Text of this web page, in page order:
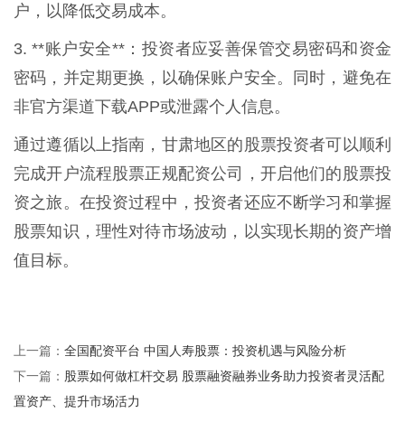
户，以降低交易成本。
3. **账户安全**：投资者应妥善保管交易密码和资金
密码，并定期更换，以确保账户安全。同时，避免在
非官方渠道下载APP或泄露个人信息。
通过遵循以上指南，甘肃地区的股票投资者可以顺利
完成开户流程股票正规配资公司，开启他们的股票投
资之旅。在投资过程中，投资者还应不断学习和掌握
股票知识，理性对待市场波动，以实现长期的资产增
值目标。
上一篇： 全国配资平台 中国人寿股票：投资机遇与风险分析
下一篇： 股票如何做杠杆交易 股票融资融券业务助力投资者灵活配
置资产、提升市场活力